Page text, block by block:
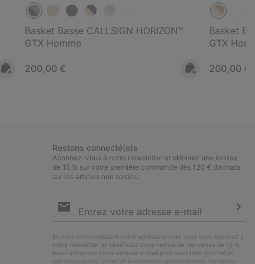
Basket Basse CALLSIGN HORIZON™
GTX Homme
Regular price:
200,00 €
Basket
GTX
Regular
200,00 €
Restons connecté(e)s
Abonnez-vous à notre newsletter et obtenez une remise
de 15 % sur votre première commande dès 120 € d’achats
sur les articles non soldés.
par
En nous communiquant votre adresse e-mail, vous vous inscrivez à
notre newsletter et bénéficiez d’une remise de bienvenue de 15 %.
Nous utiliserons votre adresse e-mail pour vous tenir informé(e)
des nouveautés, offres et événements promotionnels. Consultez